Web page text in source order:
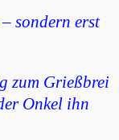
sondern erst
zum Grießbrei
Onkel ihn